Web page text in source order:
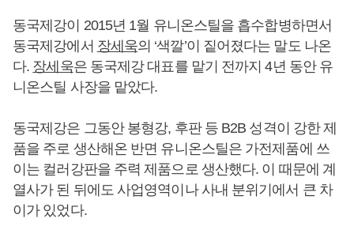
동국제강이 2015년 1월 유니온스틸을 흡수합병하면서
동국제강에서 장세욱의 ‘색깔’이 짙어졌다는 말도 나온
다. 장세욱은 동국제강 대표를 맡기 전까지 4년 동안 유
니온스틸 사장을 맡았다.
동국제강은 그동안 봉형강, 후판 등 B2B 성격이 강한 제
품을 주로 생산해온 반면 유니온스틸은 가전제품에 쓰
이는 컬러강판을 주력 제품으로 생산했다. 이 때문에 계
열사가 된 뒤에도 사업영역이나 사내 분위기에서 큰 차
이가 있었다.